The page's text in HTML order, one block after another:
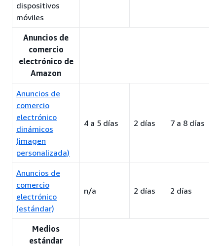
dispositivos
móviles
Anuncios de
comercio
electrónico de
Amazon
Anuncios de
comercio
electrónico
dinámicos
(imagen
personalizada)
4 a 5 días 2 días 7 a 8 días
Anuncios de
comercio
electrónico
(estándar)
n/a 2 días 2 días
Medios
estándar